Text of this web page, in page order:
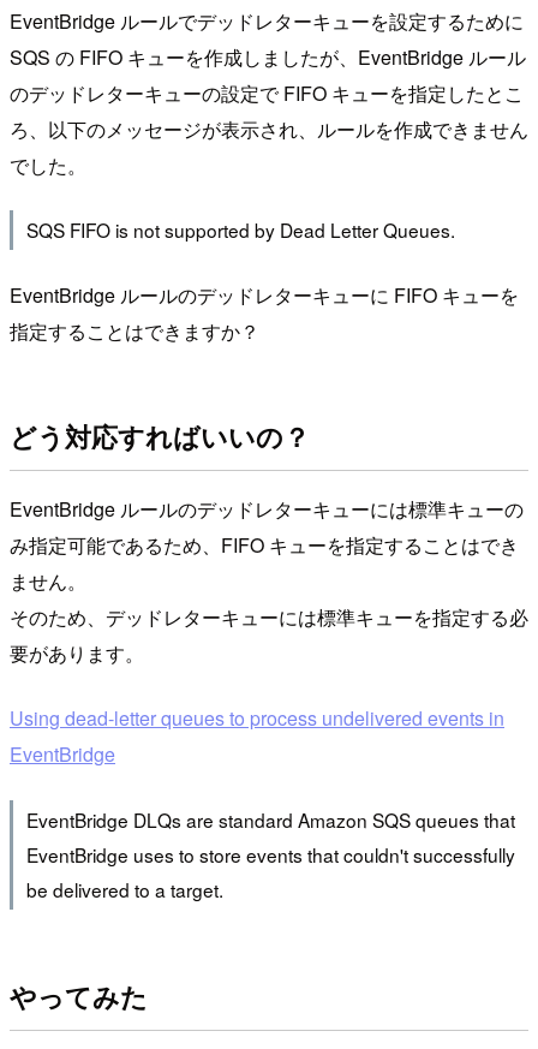
EventBridge ルールでデッドレターキューを設定するために
SQS の FIFO キューを作成しましたが、EventBridge ルール
のデッドレターキューの設定で FIFO キューを指定したとこ
ろ、以下のメッセージが表示され、ルールを作成できません
でした。
SQS FIFO is not supported by Dead Letter Queues.
EventBridge ルールのデッドレターキューに FIFO キューを
指定することはできますか？
どう対応すればいいの？
EventBridge ルールのデッドレターキューには標準キューの
み指定可能であるため、FIFO キューを指定することはでき
ません。
そのため、デッドレターキューには標準キューを指定する必
要があります。
Using dead-letter queues to process undelivered events in
EventBridge
EventBridge DLQs are standard Amazon SQS queues that
EventBridge uses to store events that couldn't successfully
be delivered to a target.
やってみた